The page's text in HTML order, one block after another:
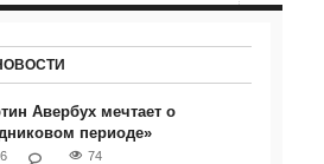
Авербух мечтает о
периоде»
74